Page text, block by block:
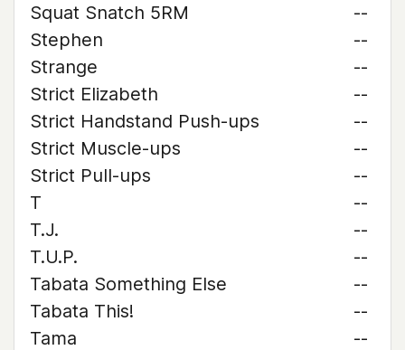
Squat Snatch 5RM
--
Stephen
--
Strange
--
Strict Elizabeth
--
Strict Handstand Push-ups
--
Strict Muscle-ups
--
Strict Pull-ups
--
T
--
T.J.
--
T.U.P.
--
Tabata Something Else
--
Tabata This!
--
Tama
--